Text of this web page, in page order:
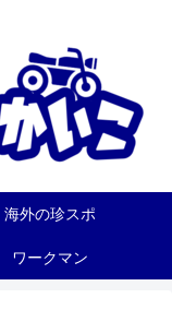
海外の珍スポ
ワークマン